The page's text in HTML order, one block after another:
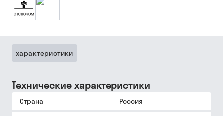
характеристики
Технические характеристики
Страна Россия